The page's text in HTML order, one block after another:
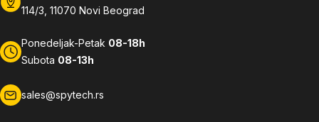
114/3, 11070 Novi Beograd
Ponedeljak-Petak 08-18h
Subota 08-13h
sales@spytech.rs